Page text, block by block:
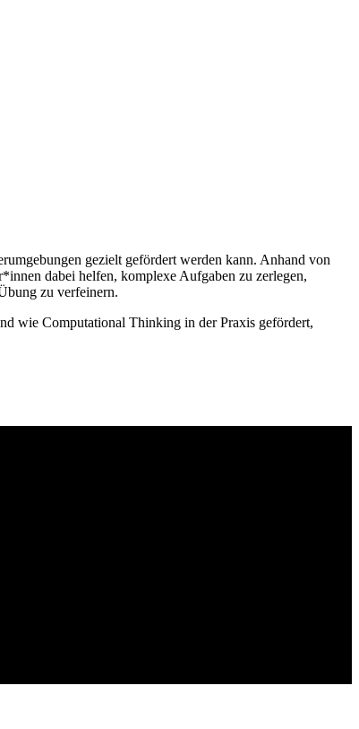
gezielt gefördert werden kann. Anhand von
dabei helfen, komplexe Aufgaben zu zerlegen,
zu verfeinern.
wie Computational Thinking in der Praxis gefördert,